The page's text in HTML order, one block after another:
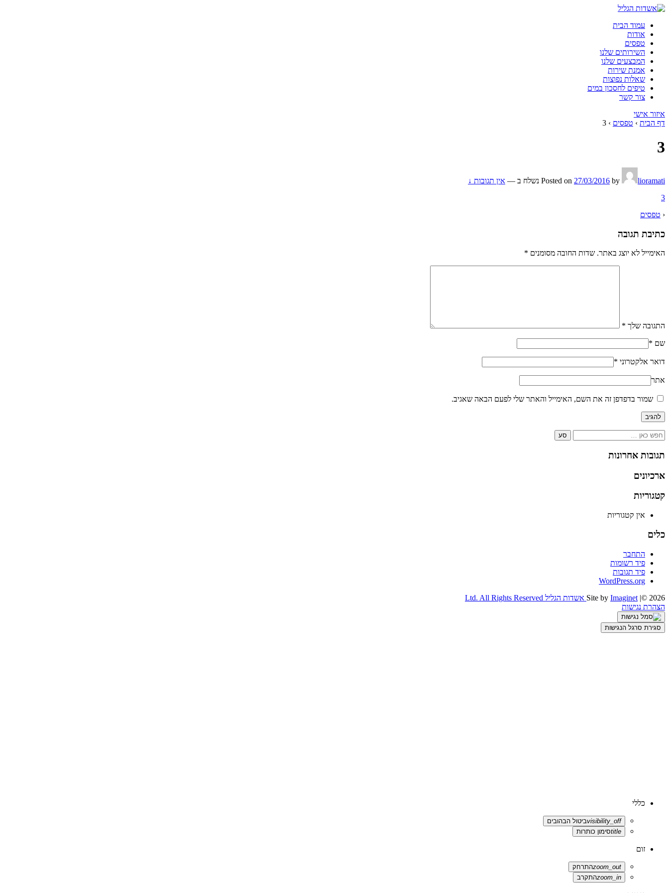
עמוד הבית
אודות
טפסים
השירותים שלנו
המבצעים שלנו
אמנת שירות
שאלות נפוצות
טיפים לחסכון במים
צור קשר
איזור אישי
דף הבית › טפסים ›
3
3
Posted on 27/03/2016 by lioramati נשלח ב — אין תגובות ↓
3
‹ טפסים
כתיבת תגובה
האימייל לא יוצג באתר. שדות החובה מסומנים *
התגובה שלך *
שם *
דואר אלקטרוני *
אתר
שמור בדפדפן זה את השם, האימייל והאתר שלי לפעם הבאה שאגיב.
Search
for:
תגובות אחרונות
ארכיונים
קטגוריות
אין קטגוריות
כלים
התחבר
פיד רשומות
פיד תגובות
WordPress.org
Site by Imaginet |© 2026
אשדות הגליל Ltd. All Rights Reserved
הצהרת נגישות
סגירת סרגל הנגישות
כללי
visibility_offביטול הבהובים
titleסימון כותרות
זום
zoom_outהתרחק
zoom_inהתקרב